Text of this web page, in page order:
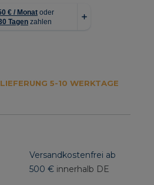
LIEFERUNG 5-10 WERKTAGE
Versandkostenfrei ab
500 € innerhalb DE